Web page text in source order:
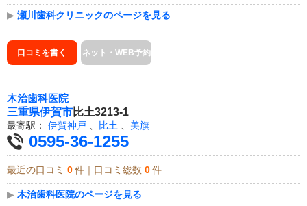
▶ 瀬川歯科クリニックのページを見る
口コミを書く ネット・WEB予約
木治歯科医院
三重県伊賀市比土3213-1
最寄駅： 伊賀神戸 、 比土 、 美旗
0595-36-1255
最近の口コミ 0 件｜口コミ総数 0 件
▶ 木治歯科医院のページを見る